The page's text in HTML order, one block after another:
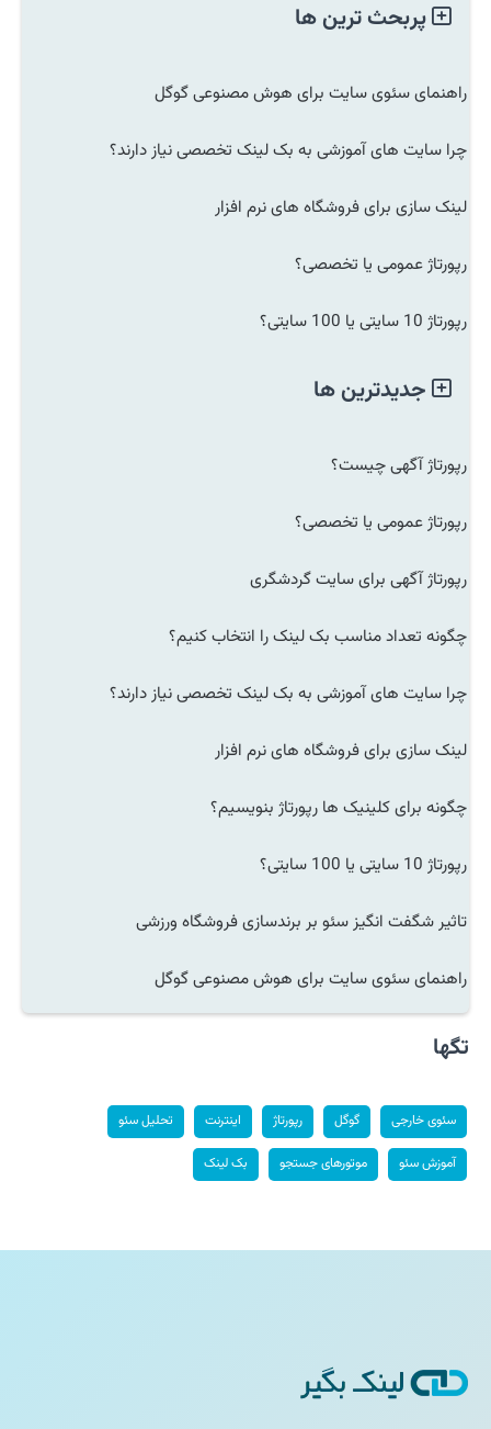
پربحث ترین ها
راهنمای سئوی سایت برای هوش مصنوعی گوگل
چرا سایت های آموزشی به بک لینک تخصصی نیاز دارند؟
لینک سازی برای فروشگاه های نرم افزار
رپورتاژ عمومی یا تخصصی؟
رپورتاژ 10 سایتی یا 100 سایتی؟
جدیدترین ها
رپورتاژ آگهی چیست؟
رپورتاژ عمومی یا تخصصی؟
رپورتاژ آگهی برای سایت گردشگری
چگونه تعداد مناسب بک لینک را انتخاب کنیم؟
چرا سایت های آموزشی به بک لینک تخصصی نیاز دارند؟
لینک سازی برای فروشگاه های نرم افزار
چگونه برای کلینیک ها رپورتاژ بنویسیم؟
رپورتاژ 10 سایتی یا 100 سایتی؟
تاثیر شگفت انگیز سئو بر برندسازی فروشگاه ورزشی
راهنمای سئوی سایت برای هوش مصنوعی گوگل
تگها
سئوی خارجی گوگل رپورتاژ اینترنت تحلیل سئو
آموزش سئو موتورهای جستجو بک لینک